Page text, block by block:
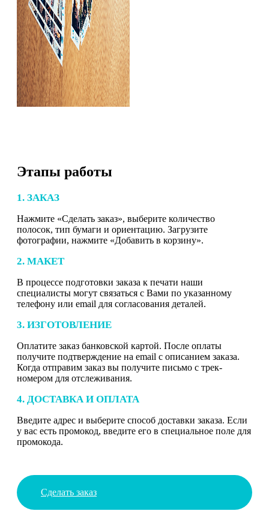
Этапы работы
1. ЗАКАЗ
Нажмите «Сделать заказ», выберите количество
полосок, тип бумаги и ориентацию. Загрузите
фотографии, нажмите «Добавить в корзину».
2. МАКЕТ
В процессе подготовки заказа к печати наши
специалисты могут связаться с Вами по указанному
телефону или email для согласования деталей.
3. ИЗГОТОВЛЕНИЕ
Оплатите заказ банковской картой. После оплаты
получите подтверждение на email с описанием заказа.
Когда отправим заказ вы получите письмо с трек-
номером для отслеживания.
4. ДОСТАВКА И ОПЛАТА
Введите адрес и выберите способ доставки заказа. Если
у вас есть промокод, введите его в специальное поле для
промокода.
Сделать заказ